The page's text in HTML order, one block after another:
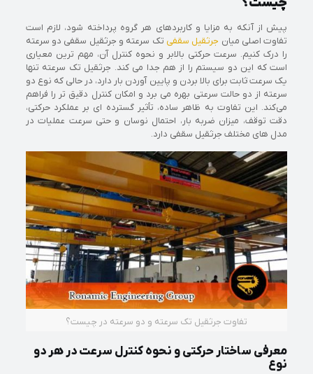
پیش از آنکه به مزایا و کاربردهای هر گروه پرداخته شود، لازم است
تفاوت اصلی میان جرثقیل سقفی تک‌ سرعته و جرثقیل سقفی دو سرعته
را درک کنیم. سرعت حرکتی بالابر و نحوه کنترل آن، مهم‌ ترین معیاری
است که این دو سیستم را از هم جدا می‌ کند. جرثقیل تک‌ سرعته تنها
یک سرعت ثابت برای بالا بردن و پایین آوردن بار دارد، در حالی‌ که نوع دو
سرعته از دو حالت سرعتی بهره می‌ برد و امکان کنترل دقیق‌ تر را فراهم
می‌کند. این تفاوت به ظاهر ساده، تأثیر گسترده‌ ای بر عملکرد حرکتی،
دقت توقف، میزان ضربه بار، احتمال نوسان و حتی سرعت عملیات در
مدل‌ های مختلف جرثقیل سقفی دارد.
تفاوت جرثقیل تک‌ سرعته و دو سرعته در چیست؟
معرفی ساختار حرکتی و نحوه کنترل سرعت در هر دو
نوع